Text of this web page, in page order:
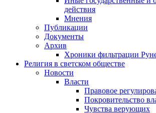
действия
Мнения
Публикации
Документы
Архив
Хроники фильтрации
Религия в светском обществе
Новости
Власти
Правовое
Покровительство
Чувства верующих